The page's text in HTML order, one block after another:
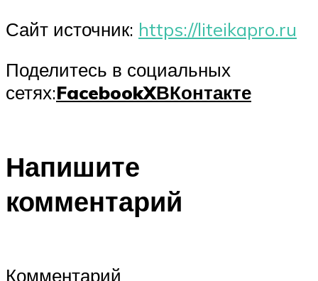
Сайт источник: https://liteikapro.ru
Поделитесь в социальных
сетях:FacebookXВКонтакте
Напишите
комментарий
Комментарий